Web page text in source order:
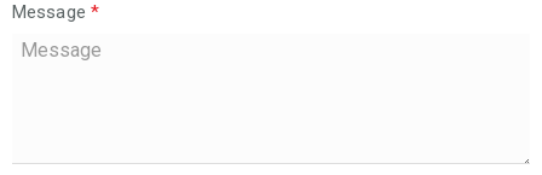
Message *